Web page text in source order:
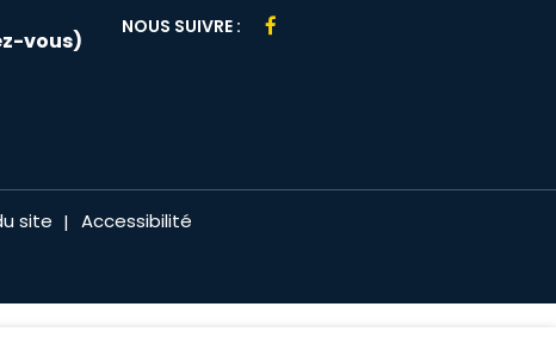
vous)
NOUS SUIVRE :
site Accessibilité